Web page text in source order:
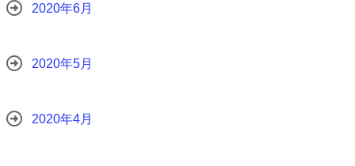
2020年6月
2020年5月
2020年4月